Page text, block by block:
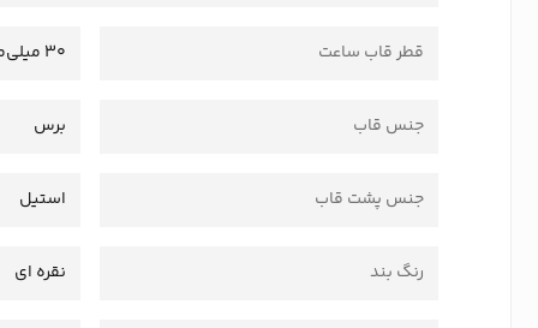
قطر قاب ساعت 30 میلی‌متر
جنس قاب برس
جنس پشت قاب استیل
رنگ بند نقره ای